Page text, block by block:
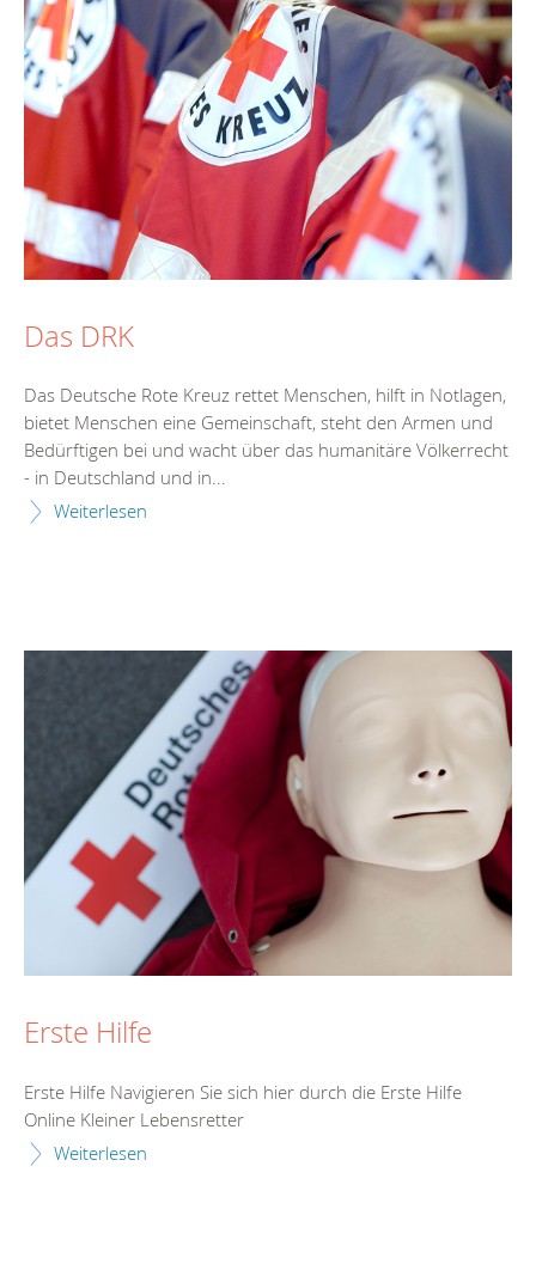
Das DRK
Das Deutsche Rote Kreuz rettet Menschen, hilft in Notlagen,
bietet Menschen eine Gemeinschaft, steht den Armen und
Bedürftigen bei und wacht über das humanitäre Völkerrecht
- in Deutschland und in...
Weiterlesen
Erste Hilfe
Erste Hilfe Navigieren Sie sich hier durch die Erste Hilfe
Online Kleiner Lebensretter
Weiterlesen